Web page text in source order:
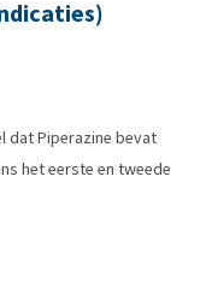
dat Piperazine bevat
het eerste en tweede